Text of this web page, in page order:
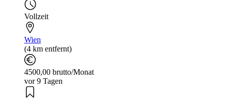
Vollzeit
Wien
(4 km entfernt)
4500,00 brutto/Monat
vor 9 Tagen